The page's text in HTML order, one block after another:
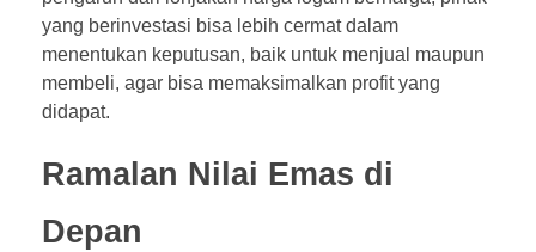
yang berinvestasi bisa lebih cermat dalam
menentukan keputusan, baik untuk menjual maupun
membeli, agar bisa memaksimalkan profit yang
didapat.
Ramalan Nilai Emas di
Depan